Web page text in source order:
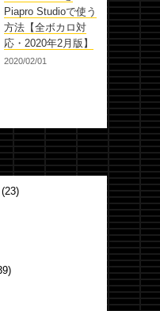
Piapro Studioで使う
方法【全ボカロ対
応・2020年2月版】
2020/02/01
(23)